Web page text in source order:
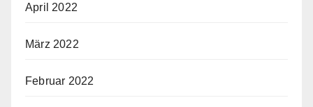
April 2022
März 2022
Februar 2022